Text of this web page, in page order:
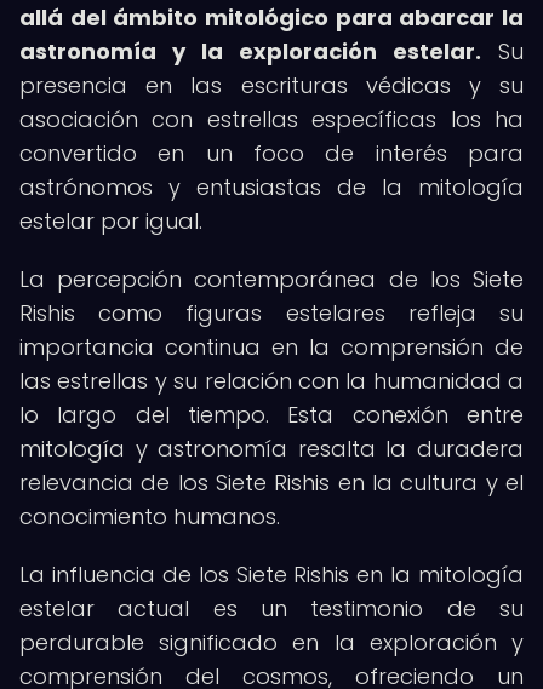
allá del ámbito mitológico para abarcar la
astronomía y la exploración estelar. Su
presencia en las escrituras védicas y su
asociación con estrellas específicas los ha
convertido en un foco de interés para
astrónomos y entusiastas de la mitología
estelar por igual.
La percepción contemporánea de los Siete
Rishis como figuras estelares refleja su
importancia continua en la comprensión de
las estrellas y su relación con la humanidad a
lo largo del tiempo. Esta conexión entre
mitología y astronomía resalta la duradera
relevancia de los Siete Rishis en la cultura y el
conocimiento humanos.
La influencia de los Siete Rishis en la mitología
estelar actual es un testimonio de su
perdurable significado en la exploración y
comprensión del cosmos, ofreciendo un